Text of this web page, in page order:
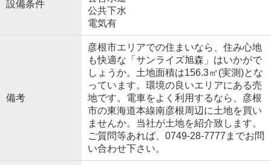
設備条件
公共下水
電気有
備考
彦根市エリアでの住まいなら、住み心地
も快適な「サンライズ旭森」はいかがで
しょうか。土地面積は156.3㎡(実測)とな
っています。環境の良いエリアにある売
地です。電車をよく利用するなら、彦根
市の東海道本線南彦根周辺に土地を買い
ませんか。当社が土地を紹介致します。
ご質問等あれば、0749-28-7777までお問
い合わせ下さい。